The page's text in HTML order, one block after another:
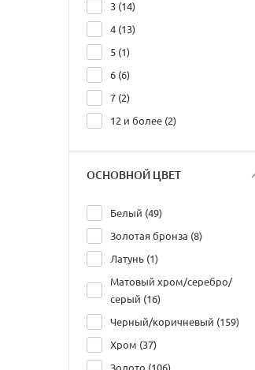
3 (14)
4 (13)
5 (1)
6 (6)
7 (2)
12 и более (2)
ОСНОВНОЙ ЦВЕТ
Белый (49)
Золотая бронза (8)
Латунь (1)
Матовый хром/серебро/
серый (16)
Черный/коричневый (159)
Хром (37)
Золото (106)